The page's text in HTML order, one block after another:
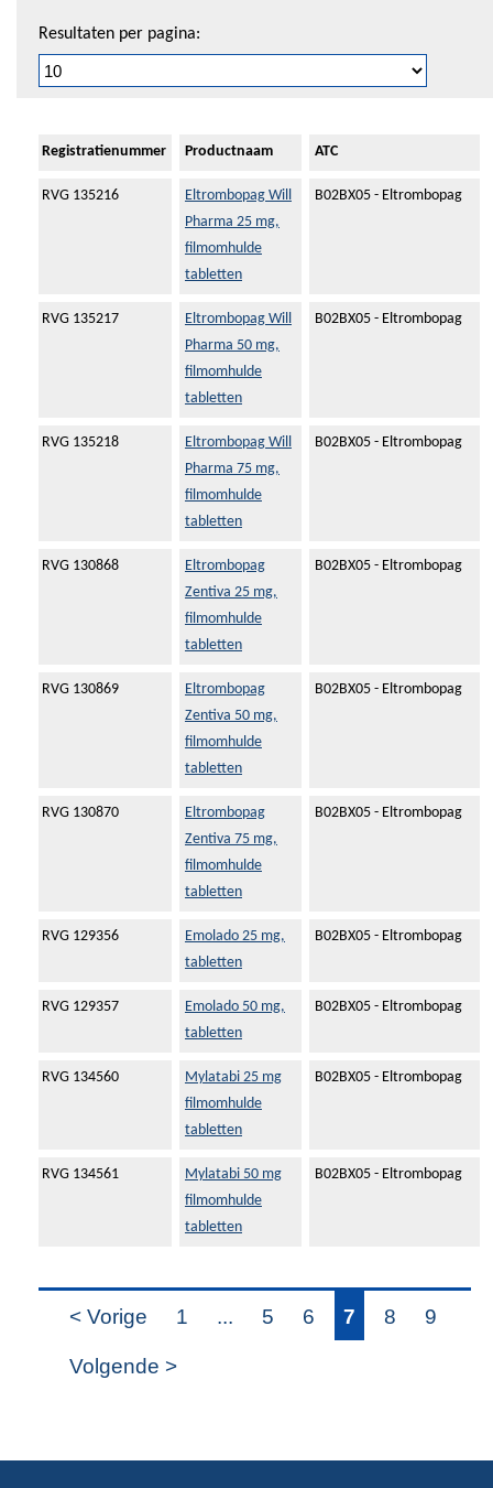
Resultaten per pagina:
Registratienummer Productnaam ATC
RVG 135216
Eltrombopag Will
Pharma 25 mg,
filmomhulde
tabletten
B02BX05 - Eltrombopag
RVG 135217
Eltrombopag Will
Pharma 50 mg,
filmomhulde
tabletten
B02BX05 - Eltrombopag
RVG 135218
Eltrombopag Will
Pharma 75 mg,
filmomhulde
tabletten
B02BX05 - Eltrombopag
RVG 130868
Eltrombopag
Zentiva 25 mg,
filmomhulde
tabletten
B02BX05 - Eltrombopag
RVG 130869
Eltrombopag
Zentiva 50 mg,
filmomhulde
tabletten
B02BX05 - Eltrombopag
RVG 130870
Eltrombopag
Zentiva 75 mg,
filmomhulde
tabletten
B02BX05 - Eltrombopag
RVG 129356
Emolado 25 mg,
tabletten
B02BX05 - Eltrombopag
RVG 129357
Emolado 50 mg,
tabletten
B02BX05 - Eltrombopag
RVG 134560
Mylatabi 25 mg
filmomhulde
tabletten
B02BX05 - Eltrombopag
RVG 134561
Mylatabi 50 mg
filmomhulde
tabletten
B02BX05 - Eltrombopag
< Vorige 1 ... 5 6 7 8 9
Volgende >